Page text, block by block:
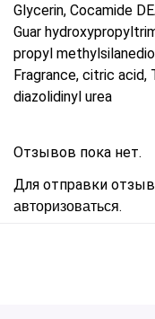
Glycerin, Cocamide
Guar
propyl
Fragrance, citric acid,
diazolidinyl urea
Отзывов пока нет.
Для отправки
авторизоваться.